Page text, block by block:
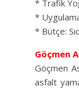
* Trafik
*
* Bütçe:
Göçmen
Göçmen
asfalt